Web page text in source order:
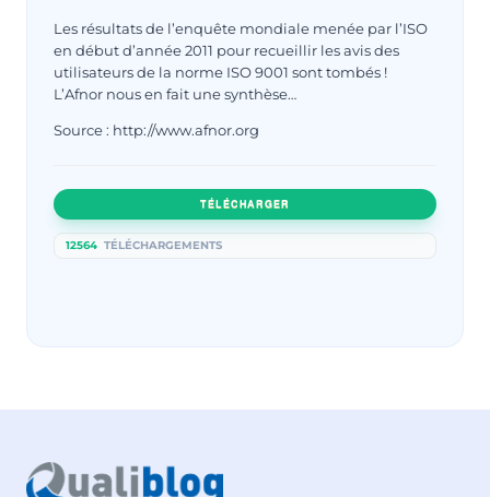
Les résultats de l’enquête mondiale menée par l’ISO
en début d’année 2011 pour recueillir les avis des
utilisateurs de la norme ISO 9001 sont tombés !
L’Afnor nous en fait une synthèse…
Source : http://www.afnor.org
TÉLÉCHARGER
12564 TÉLÉCHARGEMENTS